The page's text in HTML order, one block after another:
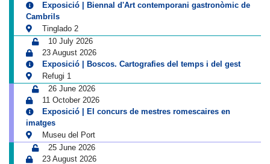
Exposició | Biennal d'Art contemporani gastronòmic de
Cambrils
Tinglado 2
10 July 2026
23 August 2026
Exposició | Boscos. Cartografies del temps i del gest
Refugi 1
26 June 2026
11 October 2026
Exposició | El concurs de mestres romescaires en
imatges
Museu del Port
25 June 2026
23 August 2026